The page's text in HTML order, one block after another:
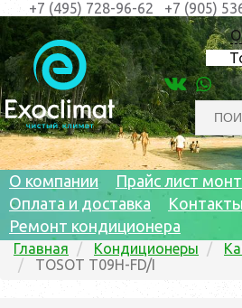
+7 (495) 728-96-62 +7 (905)
О компании
Прайс лист
Оплата и доставка
Контакты
Ремонт кондиционера
Главная Кондиционеры
TOSOT T09H-FD/I